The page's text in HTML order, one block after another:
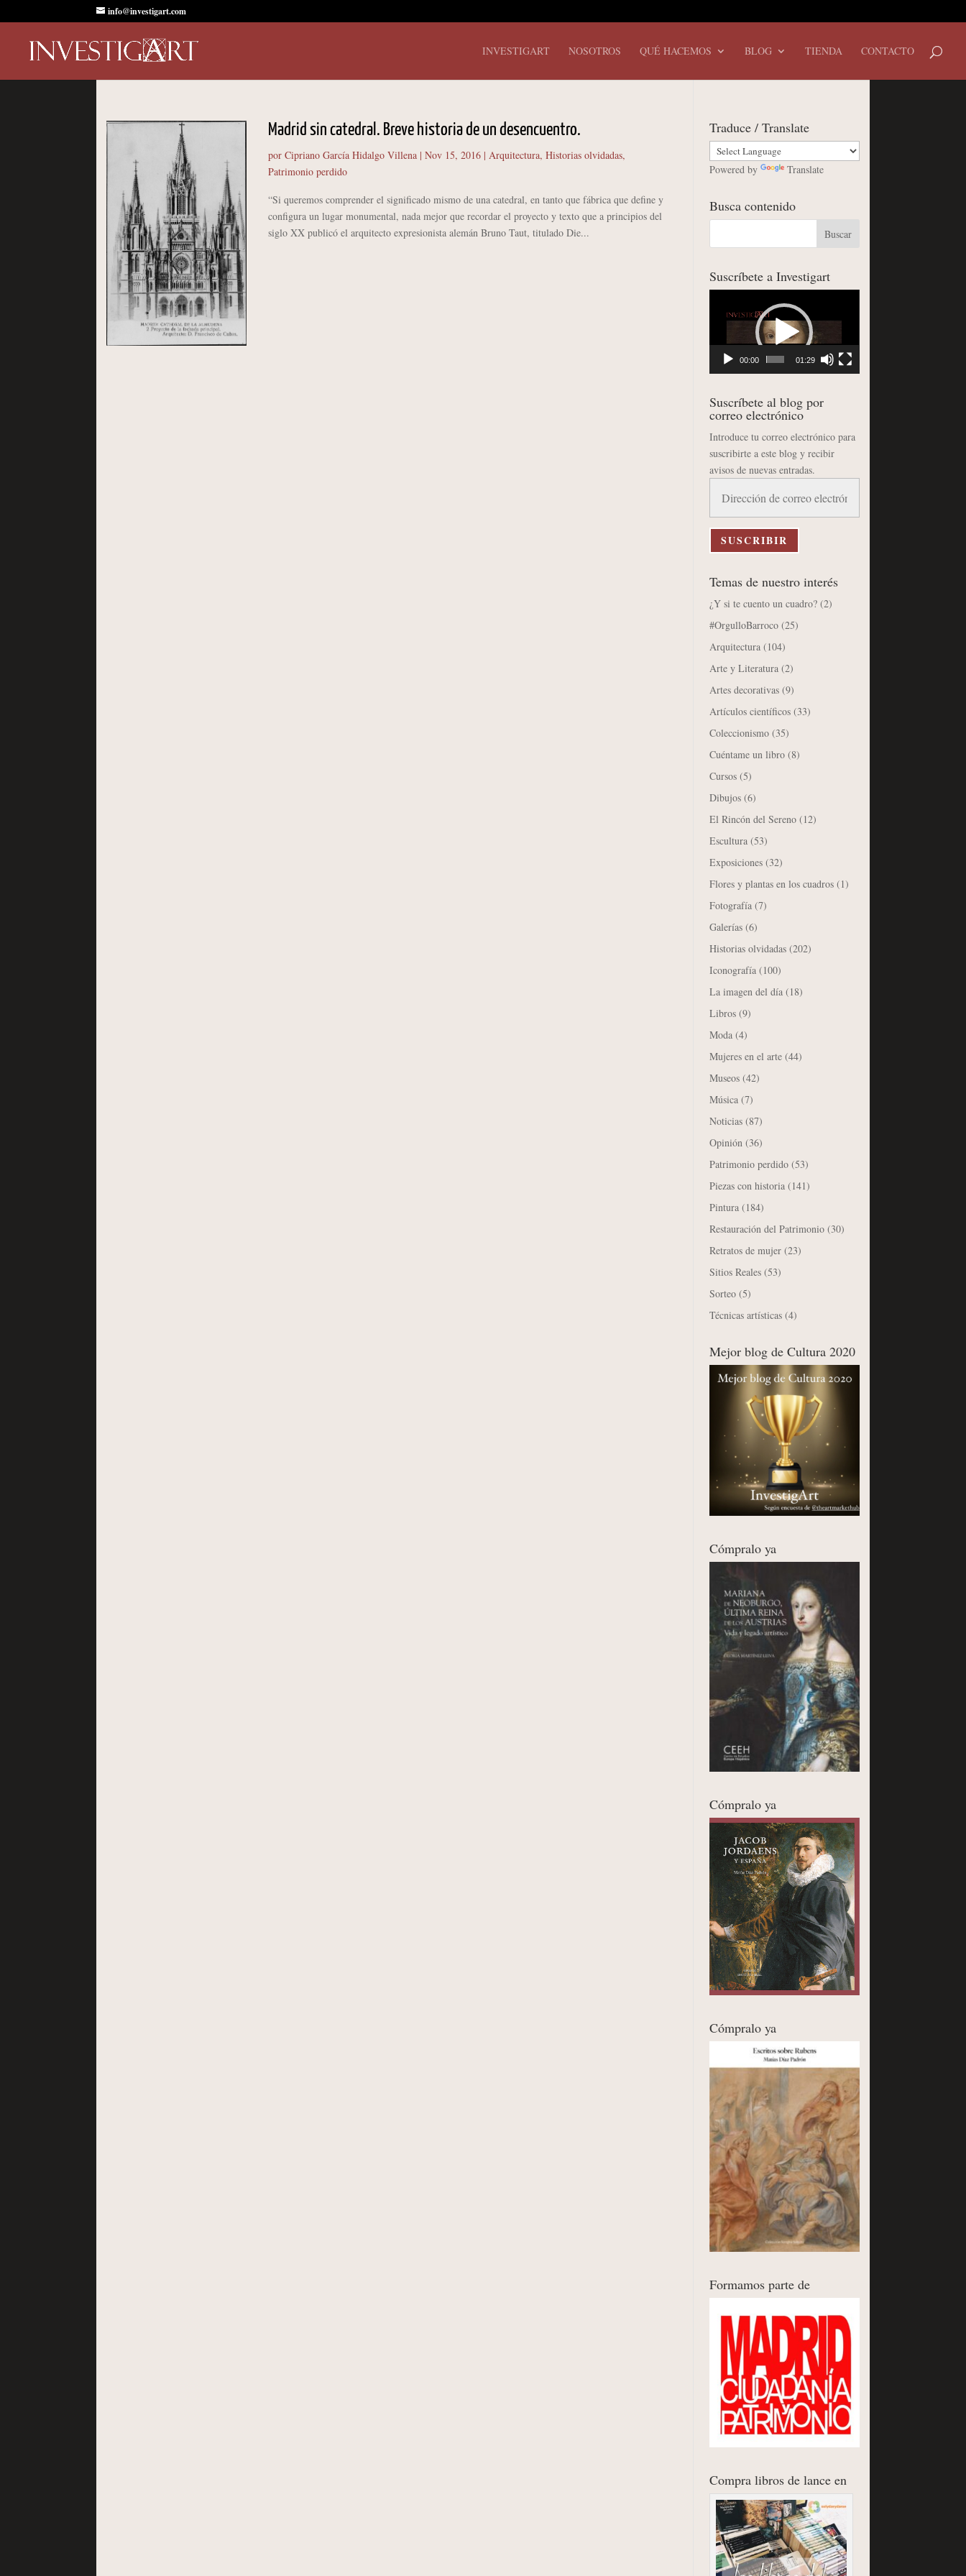
info@investigart.com
INVESTIGART NOSOTROS QUÉ HACEMOS BLOG TIENDA CONTACTO
Madrid sin catedral. Breve historia de un desencuentro.
por Cipriano García Hidalgo Villena| Nov 15, 2016| Arquitectura, Historias olvidadas,
Patrimonio perdido
“Si queremos comprender el significado mismo de una catedral, en tanto que fábrica que define y
configura un lugar monumental, nada mejor que recordar el proyecto y texto que a principios del
siglo XX publicó el arquitecto expresionista alemán Bruno Taut, titulado Die...
Traduce / Translate
Powered by Translate
Busca contenido
Suscríbete a Investigart
00:00 01:29
Suscríbete al blog por
correo electrónico
Introduce tu correo electrónico para
suscribirte a este blog y recibir
avisos de nuevas entradas.
correo
electrónico
SUSCRIBIR
Temas de nuestro interés
¿Y si te cuento un cuadro? (2)
#OrgulloBarroco (25)
Arquitectura (104)
Arte y Literatura (2)
Artes decorativas (9)
Artículos científicos (33)
Coleccionismo (35)
Cuéntame un libro (8)
Cursos (5)
Dibujos (6)
El Rincón del Sereno (12)
Escultura (53)
Exposiciones (32)
Flores y plantas en los cuadros (1)
Fotografía (7)
Galerías (6)
Historias olvidadas (202)
Iconografía (100)
La imagen del día (18)
Libros (9)
Moda (4)
Mujeres en el arte (44)
Museos (42)
Música (7)
Noticias (87)
Opinión (36)
Patrimonio perdido (53)
Piezas con historia (141)
Pintura (184)
Restauración del Patrimonio (30)
Retratos de mujer (23)
Sitios Reales (53)
Sorteo (5)
Técnicas artísticas (4)
Mejor blog de Cultura 2020
Cómpralo ya
Cómpralo ya
Cómpralo ya
Formamos parte de
Compra libros de lance en